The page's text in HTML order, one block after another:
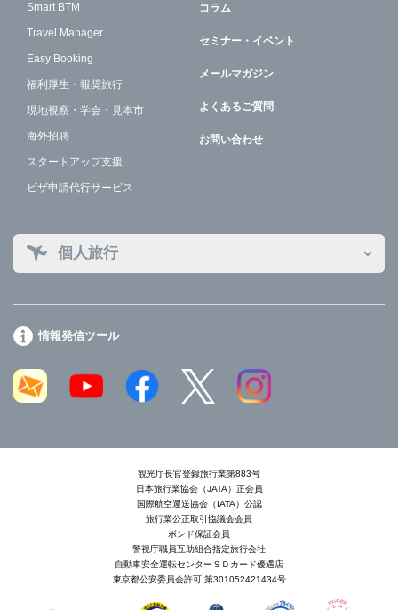
Smart BTM
Travel Manager
Easy Booking
福利厚生・報奨旅行
現地視察・学会・見本市
海外招聘
スタートアップ支援
ビザ申請代行サービス
コラム
セミナー・イベント
メールマガジン
よくあるご質問
お問い合わせ
個人旅行
情報発信ツール
観光庁長官登録旅行業第883号
日本旅行業協会（JATA）正会員
国際航空運送協会（IATA）公認
旅行業公正取引協議会会員
ボンド保証会員
警視庁職員互助組合指定旅行会社
自動車安全運転センターＳＤカード優遇店
東京都公安委員会許可 第301052421434号